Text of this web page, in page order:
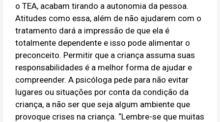
o TEA, acabam tirando a autonomia da pessoa.
Atitudes como essa, além de não ajudarem com o
tratamento dará a impressão de que ela é
totalmente dependente e isso pode alimentar o
preconceito. Permitir que a criança assuma suas
responsabilidades é a melhor forma de ajudar e
compreender. A psicóloga pede para não evitar
lugares ou situações por conta da condição da
criança, a não ser que seja algum ambiente que
provoque crises na criança. “Lembre-se que muitas